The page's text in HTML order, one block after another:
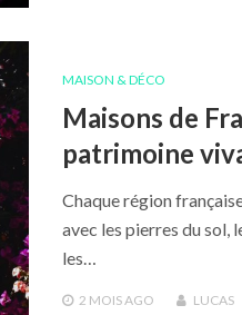
MAISON & DÉCO
Maisons de
patrimoine
Chaque région
avec les pierres du sol,
les…
2 MOISAGO LUCAS